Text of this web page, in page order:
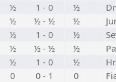
½ 1 - 0 ½
½ ½ - ½ ½
½ 1 - 0 ½
½ ½ - ½ ½
½ 1 - 0 ½
0 0 - 1 0